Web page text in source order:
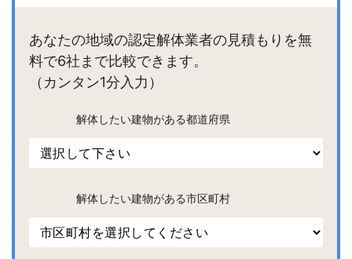
あなたの地域の認定解体業者の見積もりを無
料で6社まで比較できます。
（カンタン1分入力）
解体したい建物がある都道府県
解体したい建物がある市区町村